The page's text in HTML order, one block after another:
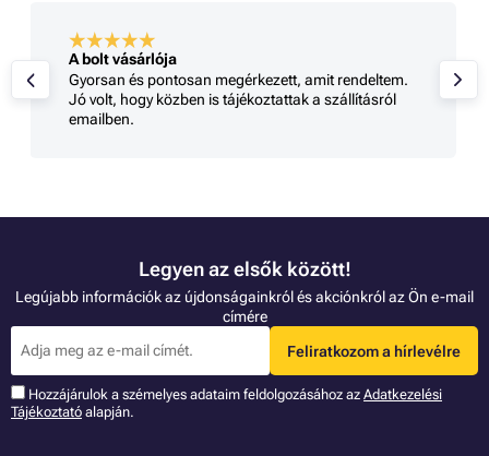
A bolt vásárlója
Gyorsan és pontosan megérkezett, amit rendeltem.
Jó volt, hogy közben is tájékoztattak a szállításról
emailben.
Legyen az elsők között!
Legújabb információk az újdonságainkról és akciónkról az Ön e-mail
címére
Feliratkozom a hírlevélre
Hozzájárulok a szémelyes adataim feldolgozásához az Adatkezelési
Tájékoztató alapján.